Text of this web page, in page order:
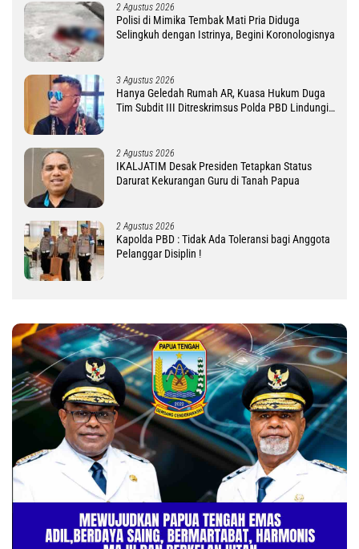
2 Agustus 2026
Polisi di Mimika Tembak Mati Pria Diduga
Selingkuh dengan Istrinya, Begini Koronologisnya
3 Agustus 2026
Hanya Geledah Rumah AR, Kuasa Hukum Duga
Tim Subdit III Ditreskrimsus Polda PBD Lindungi
2 Agustus 2026
IKALJATIM Desak Presiden Tetapkan Status
Darurat Kekurangan Guru di Tanah Papua
2 Agustus 2026
Kapolda PBD : Tidak Ada Toleransi bagi Anggota
Pelanggar Disiplin !